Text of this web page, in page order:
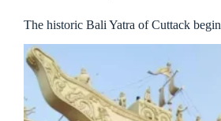
The historic Bali Yatra of Cuttack